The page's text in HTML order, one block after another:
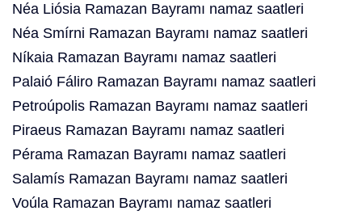
Néa Liósia Ramazan Bayramı namaz saatleri
Néa Smírni Ramazan Bayramı namaz saatleri
Níkaia Ramazan Bayramı namaz saatleri
Palaió Fáliro Ramazan Bayramı namaz saatleri
Petroúpolis Ramazan Bayramı namaz saatleri
Piraeus Ramazan Bayramı namaz saatleri
Pérama Ramazan Bayramı namaz saatleri
Salamís Ramazan Bayramı namaz saatleri
Voúla Ramazan Bayramı namaz saatleri